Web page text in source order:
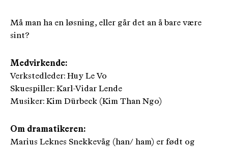
Må man ha en løsning, eller går det an å bare være
sint?
Medvirkende:
Verkstedleder: Huy Le Vo
Skuespiller: Karl-Vidar Lende
Musiker: Kim Dürbeck (Kim Than Ngo)
Om dramatikeren:
Marius Leknes Snekkevåg (han/ ham) er født og